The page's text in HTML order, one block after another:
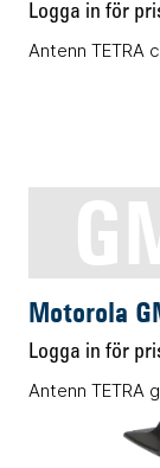
Logga in för
Antenn TETRA
Motorola
Logga in för
Antenn TETRA